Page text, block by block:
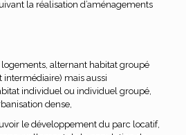
la réalisation d’aménagements
alternant habitat groupé
intermédiaire) mais aussi
individuel ou individuel groupé,
dense,
le développement du parc locatif,